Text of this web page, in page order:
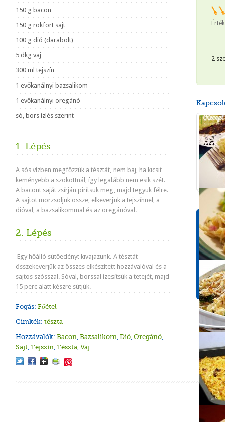
150 g bacon
150 g rokfort sajt
100 g dió (darabolt)
5 dkg vaj
300 ml tejszín
1 evőkanálnyi bazsalikom
1 evőkanálnyi oregánó
só, bors ízlés szerint
1. Lépés
A sós vízben megfőzzük a tésztát, nem baj, ha kicsit
keményebb a szokottnál, így legalább nem esik szét.
A bacont saját zsírján pirítsuk meg, majd tegyük félre.
A sajtot morzsoljuk össze, elkeverjük a tejszínnel, a
dióval, a bazsalikommal és az oregánóval.
2. Lépés
Egy hőálló sütőedényt kivajazunk. A tésztát
összekeverjük az összes elkészített hozzávalóval és a
sajtos szósszal. Sóval, borssal ízesítsük a tetejét, majd
15 perc alatt készre sütjük.
Fogás: Főétel
Cimkék: tészta
Hozzávalók: Bacon, Bazsalikom, Dió, Oregánó,
Sajt, Tejszín, Tészta, Vaj
2
1
823
65.1g